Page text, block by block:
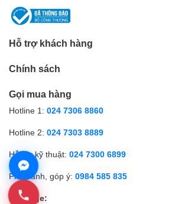
Hỗ trợ khách hàng
Chính sách
Gọi mua hàng
Hotline 1: 024 7306 8860
Hotline 2: 024 7303 8889
Hỗ trợ kỹ thuật: 024 7300 6899
Phản ánh, góp ý: 0984 585 835
Fanpage: